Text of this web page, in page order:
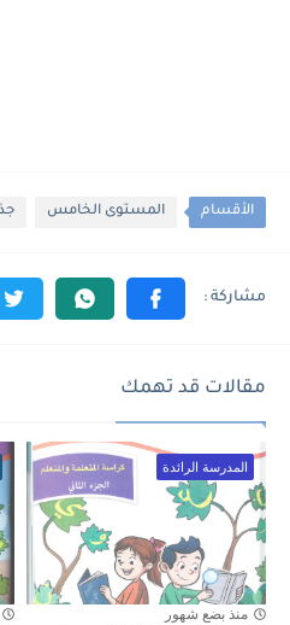
الأقسام المستوى الخامس
مقالات قد تهمك
المدرسة الرائدة
منذ بضع شهور